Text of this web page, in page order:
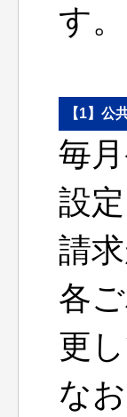
す。
【1】公
毎
設
請
各
更
な